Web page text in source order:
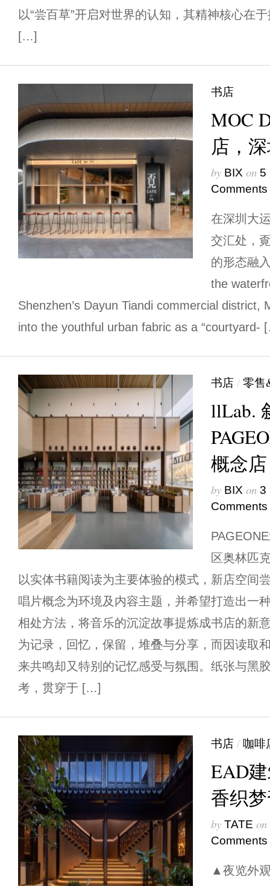
以“尝百草”开启对世界的认知，其精神核心在
[…]
书店
MOC
店，
by BIX on 5
Comments
在深圳大
交汇处，
的形态融
the
Shenzhen’s Dayun Tiandi commercial district,
into the youthful urban fabric as a ​​“courtyard-
书店 / 零售
llLab.
概念店
by BIX on 3
Comments
区奥林匹
以实体书籍阅读为主要体验的模式，新店空间
唱片概念为环境及内容主题，并希望打造出一
相处方法，将音乐的沉淀故事提炼成书店的新
为记录，回忆，保留，堆叠与分享，而因读取
来共鸣却又特别的记忆感受与氛围。纸张与黑
考，贯穿于 […]
书店 / 咖啡
EAD
香织
by TATE on
Comments
▲夜览外